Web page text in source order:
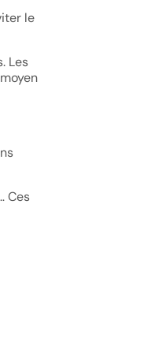
le
Les
Ces